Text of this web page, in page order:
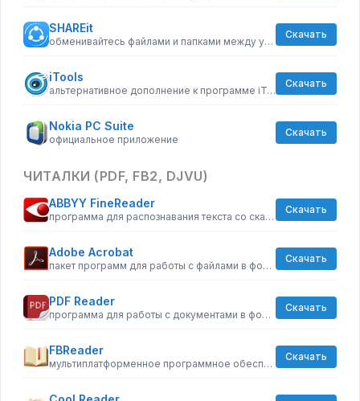
SHAREit
обменивайтесь файлами и папками между устройствами, по Wi-Fi
Скачать
iTools
альтернативное дополнение к программе iTunes
Скачать
Nokia PC Suite
официальное приложение
Скачать
ЧИТАЛКИ (PDF, FB2, DJVU)
ABBYY FineReader
программа для распознавания текста со сканов
Скачать
Adobe Acrobat
пакет программ для работы с файлами в формате PDF от компании Adobe
Скачать
PDF Reader
программа для работы с документами в формате pdf
Скачать
FBReader
мультиплатформенное программное обеспечение, предназначенное для чтения электронных книг
Скачать